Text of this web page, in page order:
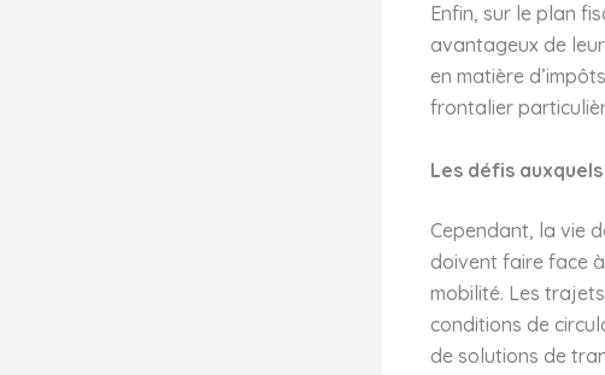
Enfin, sur le plan
avantageux de
en matière
frontalier
Les défis
Cependant, la vie
doivent faire face
mobilité. Les
conditions de
de solutions de